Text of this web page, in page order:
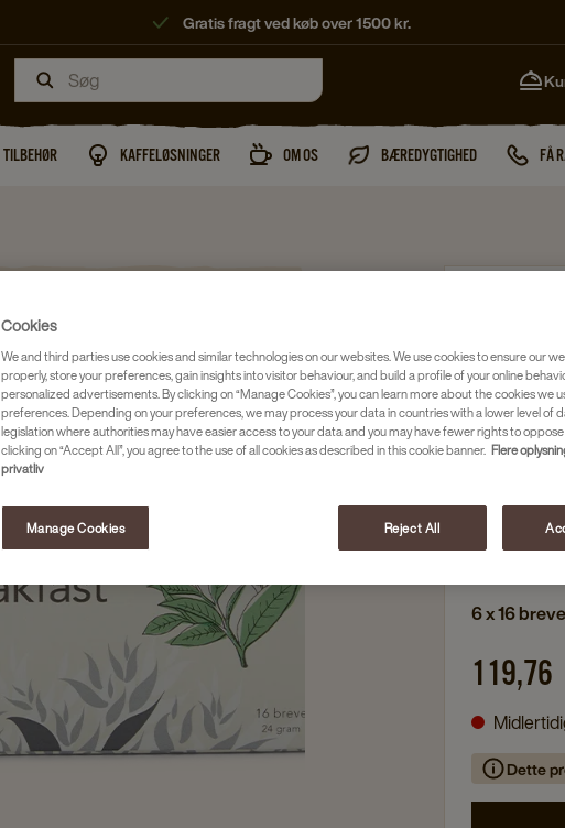
Gratis fragt ved køb over 1500 kr.
TILBEHØR KAFFELØSNINGER OM OS BÆREDYGTIGHED FÅ
Artikelnr.
Fyldig og
Økologisk
6 x 16 breve
119,76
Dette
Cookies
We and third parties use cookies and similar technologies on our websites. We use cookies to ensure our
properly, store your preferences, gain insights into visitor behaviour, and build a profile of your online
personalized advertisements. By clicking on “Manage Cookies”, you can learn more about the cookies we
preferences. Depending on your preferences, we may process your data in countries with a lower level of
legislation where authorities may have easier access to your data and you may have fewer rights to
clicking on “Accept All”, you agree to the use of all cookies as described in this cookie banner. Flere
privatliv
Manage Cookies Reject All